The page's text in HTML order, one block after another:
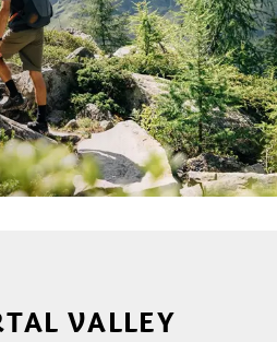
VALLEY